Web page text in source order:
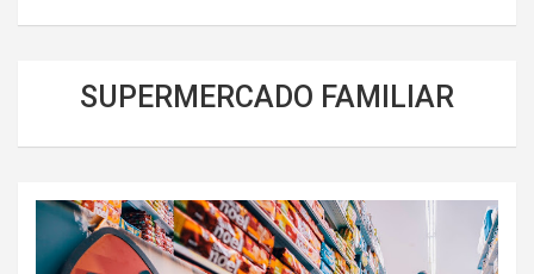
SUPERMERCADO FAMILIAR